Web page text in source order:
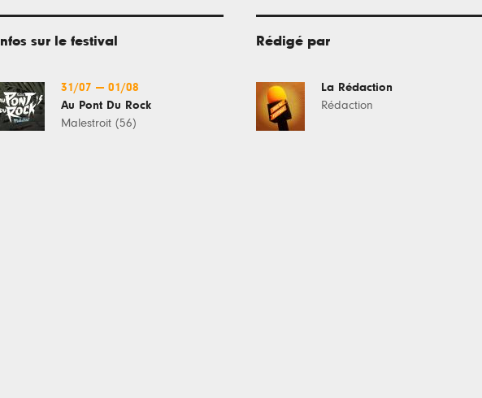
Infos sur le festival
31/07 — 01/08
Au Pont Du Rock
Malestroit (56)
Rédigé par
La Rédaction
Rédaction